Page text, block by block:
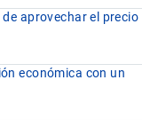
aprovechar el precio
económica con un